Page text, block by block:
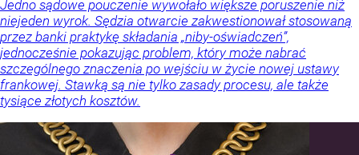
Jedno sądowe pouczenie wywołało większe poruszenie niż
niejeden wyrok. Sędzia otwarcie zakwestionował stosowaną
przez banki praktykę składania „niby-oświadczeń”,
jednocześnie pokazując problem, który może nabrać
szczególnego znaczenia po wejściu w życie nowej ustawy
frankowej. Stawką są nie tylko zasady procesu, ale także
tysiące złotych kosztów.